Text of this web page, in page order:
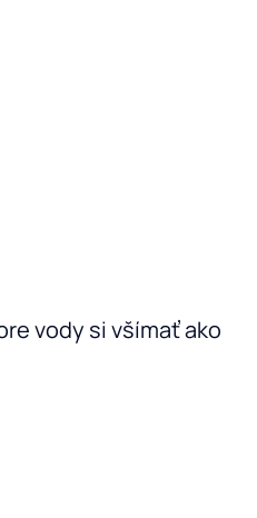
vody si všímať ako